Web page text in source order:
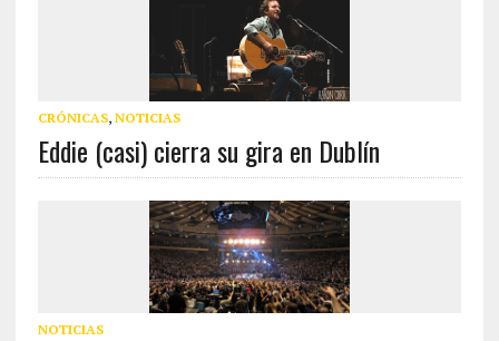
CRÓNICAS, NOTICIAS
Eddie (casi) cierra su gira en Dublín
NOTICIAS